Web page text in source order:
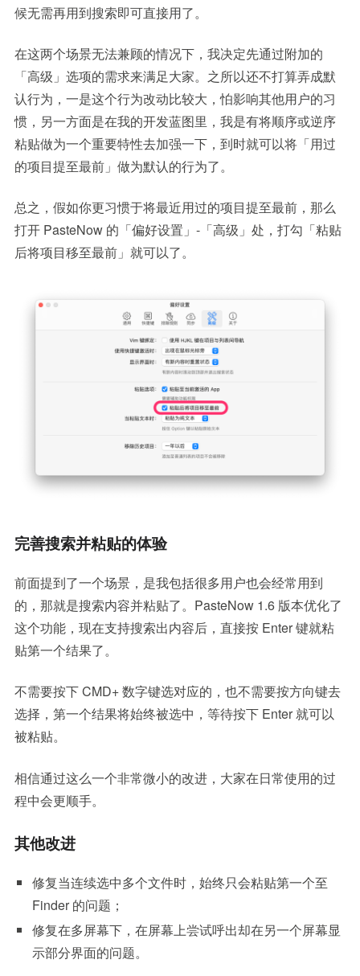
候无需再用到搜索即可直接用了。
在这两个场景无法兼顾的情况下，我决定先通过附加的
「高级」选项的需求来满足大家。之所以还不打算弄成默
认行为，一是这个行为改动比较大，怕影响其他用户的习
惯，另一方面是在我的开发蓝图里，我是有将顺序或逆序
粘贴做为一个重要特性去加强一下，到时就可以将「用过
的项目提至最前」做为默认的行为了。
总之，假如你更习惯于将最近用过的项目提至最前，那么
打开 PasteNow 的「偏好设置」-「高级」处，打勾「粘贴
后将项目移至最前」就可以了。
完善搜索并粘贴的体验
前面提到了一个场景，是我包括很多用户也会经常用到
的，那就是搜索内容并粘贴了。PasteNow 1.6 版本优化了
这个功能，现在支持搜索出内容后，直接按 Enter 键就粘
贴第一个结果了。
不需要按下 CMD+ 数字键选对应的，也不需要按方向键去
选择，第一个结果将始终被选中，等待按下 Enter 就可以
被粘贴。
相信通过这么一个非常微小的改进，大家在日常使用的过
程中会更顺手。
其他改进
修复当连续选中多个文件时，始终只会粘贴第一个至
Finder 的问题；
修复在多屏幕下，在屏幕上尝试呼出却在另一个屏幕显
示部分界面的问题。